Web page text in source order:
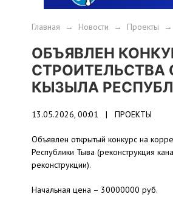
Главная → Новости → Проекты →
ОБЪЯВЛЕН
КЫЗЫЛА
13.05.2026, 00:01 | ПРОЕКТЫ
Объявлен открытый конкурс на
Республики Тыва (реконструкция
реконструкции).
Начальная цена – 30000000 руб.